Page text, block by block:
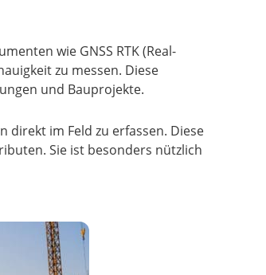
wie GNSS RTK (Real-
zu messen. Diese
und Bauprojekte.
direkt im Feld zu erfassen. Diese
Sie ist besonders nützlich